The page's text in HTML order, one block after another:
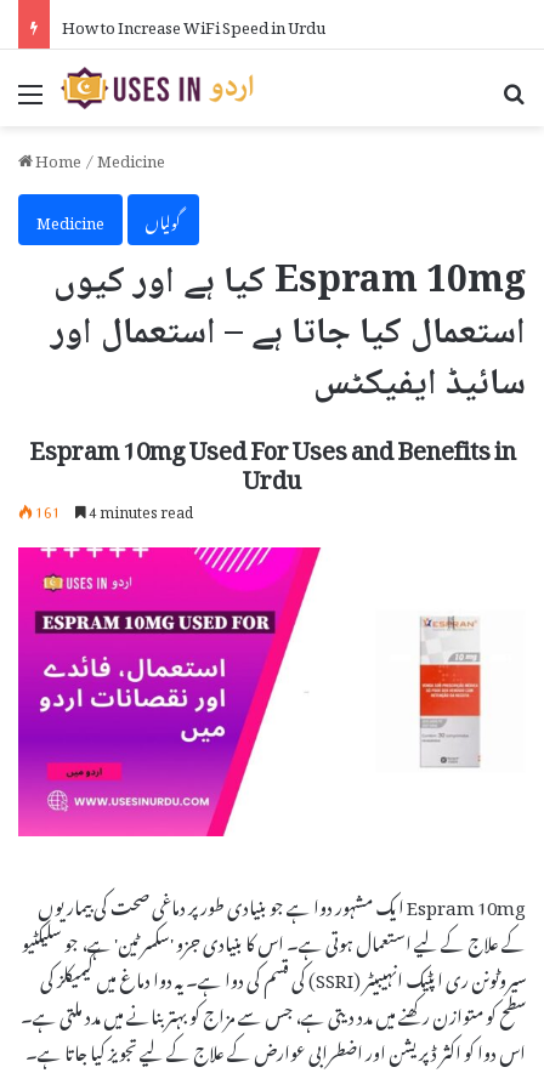
Menu
Home/Medicine
Medicine
گولیاں
Espram 10mg کیا ہے اور کیوں
استعمال کیا جاتا ہے – استعمال اور
سائیڈ ایفیکٹس
Espram 10mg Used For Uses and Benefits in
Urdu
161 4 minutes read
Espram 10mg ایک مشہور دوا ہے جو بنیادی طور پر دماغی صحت کی بیماریوں
کے علاج کے لیے استعمال ہوتی ہے۔ اس کا بنیادی جزو 'سکسرٹین' ہے، جو سلیکٹیو
سیروٹونن ری اپٹیک انہیبیٹر (SSRI) کی قسم کی دوا ہے۔ یہ دوا دماغ میں کیمیکلز کی
سطح کو متوازن رکھنے میں مدد دیتی ہے، جس سے مزاج کو بہتر بنانے میں مدد ملتی ہے۔
اس دوا کو اکثر ڈپریشن اور اضطرابی عوارض کے علاج کے لیے تجویز کیا جاتا ہے۔